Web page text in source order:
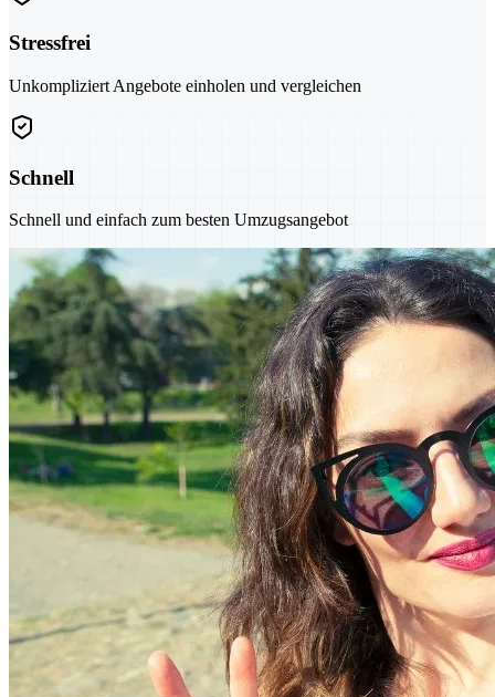
Stressfrei
Unkompliziert Angebote einholen und vergleichen
Schnell
Schnell und einfach zum besten Umzugsangebot